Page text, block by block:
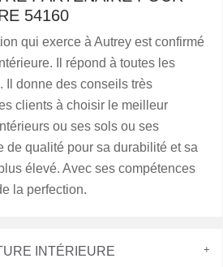
54160
qui exerce à Autrey est confirmé
Il répond à toutes les
Il donne des conseils très
clients à choisir le meilleur
ou ses sols ou ses
de qualité pour sa durabilité et sa
élevé. Avec ses compétences
la perfection.
INTÉRIEURE